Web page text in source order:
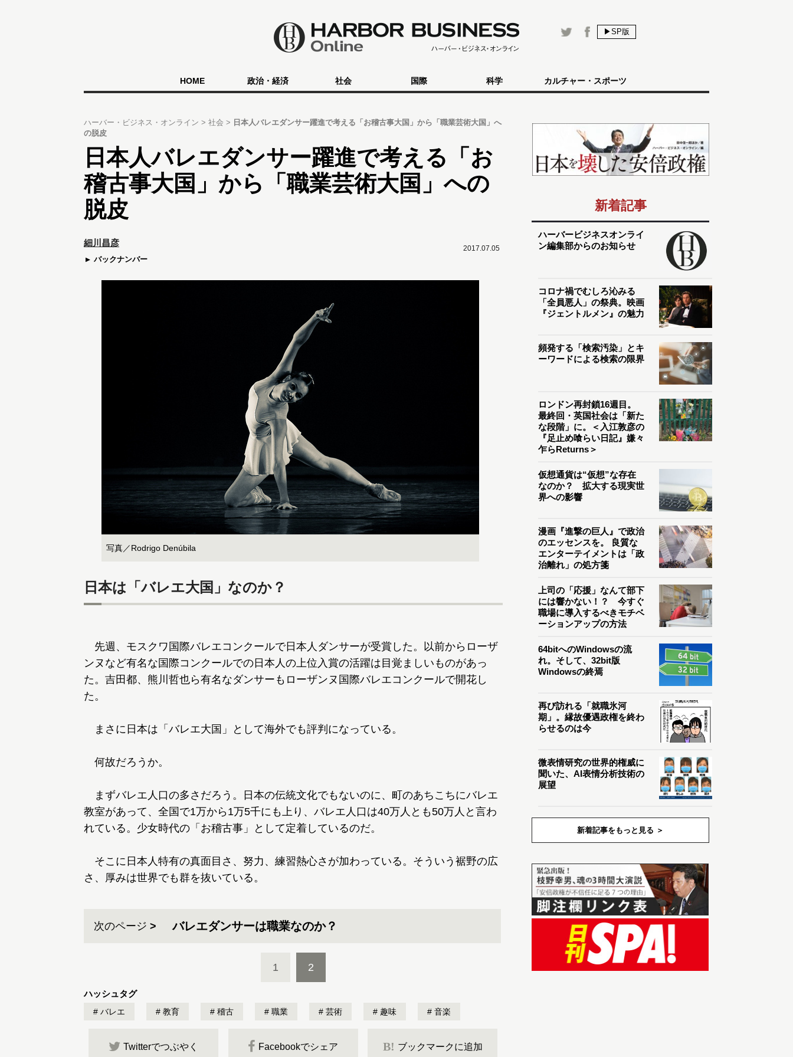
▶SP版
HOME 政治・経済 社会 国際 科学 カルチャー・スポーツ
ハーバー・ビジネス・オンライン 社会
日本人バレエダンサー躍進で考える「お稽古事大国」から「職業芸術大国」へ
の脱皮
日本人バレエダンサー躍進で考える「お
稽古事大国」から「職業芸術大国」への
脱皮
2017.07.05
細川昌彦
バックナンバー
写真／Rodrigo Denúbila
日本は「バレエ大国」なのか？
先週、モスクワ国際バレエコンクールで日本人ダンサーが受賞した。以前からローザ
ンヌなど有名な国際コンクールでの日本人の上位入賞の活躍は目覚ましいものがあっ
た。吉田都、熊川哲也ら有名なダンサーもローザンヌ国際バレエコンクールで開花し
た。
まさに日本は「バレエ大国」として海外でも評判になっている。
何故だろうか。
まずバレエ人口の多さだろう。日本の伝統文化でもないのに、町のあちこちにバレエ
教室があって、全国で1万から1万5千にも上り、バレエ人口は40万人とも50万人と言わ
れている。少女時代の「お稽古事」として定着しているのだ。
そこに日本人特有の真面目さ、努力、練習熱心さが加わっている。そういう裾野の広
さ、厚みは世界でも群を抜いている。
次のページ バレエダンサーは職業なのか？
1 2
ハッシュタグ
バレエ 教育 稽古 職業 芸術 趣味 音楽
Twitterでつぶやく Facebookでシェア B! ブックマークに追加
新着記事
ハーバービジネスオンライ
ン編集部からのお知らせ
コロナ禍でむしろ沁みる
「全員悪人」の祭典。映画
『ジェントルメン』の魅力
頻発する「検索汚染」とキ
ーワードによる検索の限界
ロンドン再封鎖16週目。
最終回・英国社会は「新た
な段階」に。＜入江敦彦の
『足止め喰らい日記』嫌々
乍らReturns＞
仮想通貨は“仮想”な存在
なのか？ 拡大する現実世
界への影響
漫画『進撃の巨人』で政治
のエッセンスを。 良質な
エンターテイメントは「政
治離れ」の処方箋
上司の「応援」なんて部下
には響かない！？ 今すぐ
職場に導入するべきモチベ
ーションアップの方法
64bitへのWindowsの流
れ。そして、32bit版
Windowsの終焉
再び訪れる「就職氷河
期」。縁故優遇政権を終わ
らせるのは今
微表情研究の世界的権威に
聞いた、AI表情分析技術の
展望
新着記事をもっと見る